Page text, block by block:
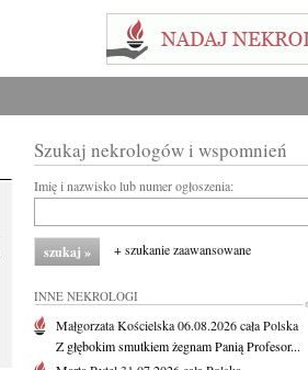
Szukaj nekrologów i wspomnień
Imię i nazwisko lub numer ogłoszenia:
+ szukanie zaawansowane
INNE NEKROLOGI
Małgorzata Kościelska06.08.2026cała Polska
Z głębokim smutkiem żegnam Panią Profesor...